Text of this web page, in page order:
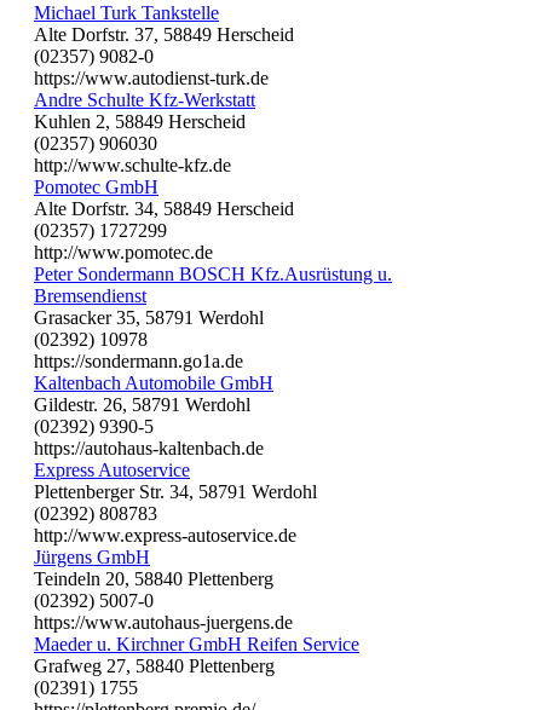
Michael Turk Tankstelle
Alte Dorfstr. 37, 58849 Herscheid
(02357) 9082-0
https://www.autodienst-turk.de
Andre Schulte Kfz-Werkstatt
Kuhlen 2, 58849 Herscheid
(02357) 906030
http://www.schulte-kfz.de
Pomotec GmbH
Alte Dorfstr. 34, 58849 Herscheid
(02357) 1727299
http://www.pomotec.de
Peter Sondermann BOSCH Kfz.Ausrüstung u.
Bremsendienst
Grasacker 35, 58791 Werdohl
(02392) 10978
https://sondermann.go1a.de
Kaltenbach Automobile GmbH
Gildestr. 26, 58791 Werdohl
(02392) 9390-5
https://autohaus-kaltenbach.de
Express Autoservice
Plettenberger Str. 34, 58791 Werdohl
(02392) 808783
http://www.express-autoservice.de
Jürgens GmbH
Teindeln 20, 58840 Plettenberg
(02392) 5007-0
https://www.autohaus-juergens.de
Maeder u. Kirchner GmbH Reifen Service
Grafweg 27, 58840 Plettenberg
(02391) 1755